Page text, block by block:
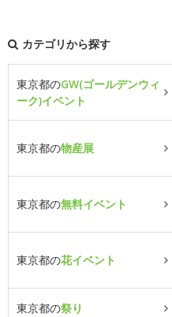
カテゴリから探す
東京都のGW(ゴールデンウィ
ーク)イベント
東京都の物産展
東京都の無料イベント
東京都の花イベント
東京都の祭り